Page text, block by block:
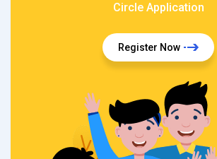
Circle Application
Register Now